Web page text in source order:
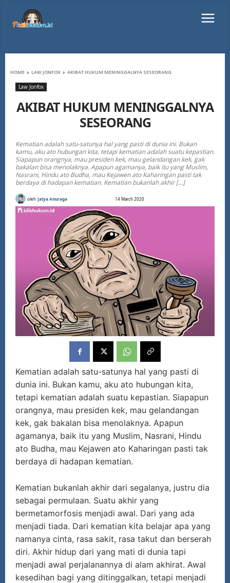
HOME LAW JONFOX AKIBAT HUKUM MENINGGALNYA SESEORANG
Law Jonfox
AKIBAT HUKUM MENINGGALNYA
SESEORANG
Kematian adalah satu-satunya hal yang pasti di dunia ini. Bukan
kamu, aku ato hubungan kita, tetapi kematian adalah suatu kepastian.
Siapapun orangnya, mau presiden kek, mau gelandangan kek, gak
bakalan bisa menolaknya. Apapun agamanya, baik itu yang Muslim,
Nasrani, Hindu ato Budha, mau Kejawen ato Kaharingan pasti tak
berdaya di hadapan kematian. Kematian bukanlah akhir […]
oleh Jatya Anuraga 14 March 2020
Kematian adalah satu-satunya hal yang pasti di
dunia ini. Bukan kamu, aku ato hubungan kita,
tetapi kematian adalah suatu kepastian. Siapapun
orangnya, mau presiden kek, mau gelandangan
kek, gak bakalan bisa menolaknya. Apapun
agamanya, baik itu yang Muslim, Nasrani, Hindu
ato Budha, mau Kejawen ato Kaharingan pasti tak
berdaya di hadapan kematian.
Kematian bukanlah akhir dari segalanya, justru dia
sebagai permulaan. Suatu akhir yang
bermetamorfosis menjadi awal. Dari yang ada
menjadi tiada. Dari kematian kita belajar apa yang
namanya cinta, rasa sakit, rasa takut dan berserah
diri. Akhir hidup dari yang mati di dunia tapi
menjadi awal perjalanannya di alam akhirat. Awal
kesedihan bagi yang ditinggalkan, tetapi menjadi